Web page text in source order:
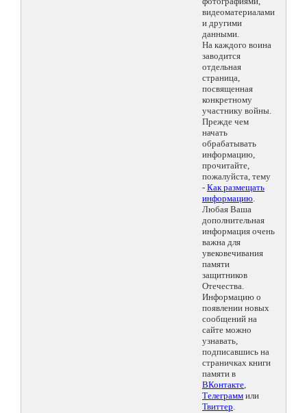
видеоматериалами
и другими
данными.
На каждого воина
заводится
отдельная
страница,
посвященная
конкретному
участнику войны.
Прежде чем
начать
обрабатывать
информацию,
прочитайте,
пожалуйста, тему
- Как размещать
информацию.
Любая Ваша
дополнительная
информация очень
важна для
увековечивания
памяти
защитников
Отечества.
Информацию о
появлении новых
сообщений на
сайте можно
узнавать,
подписавшись на
страничках книги
памяти в
ВКонтакте,
Телеграмм или
Твиттер.